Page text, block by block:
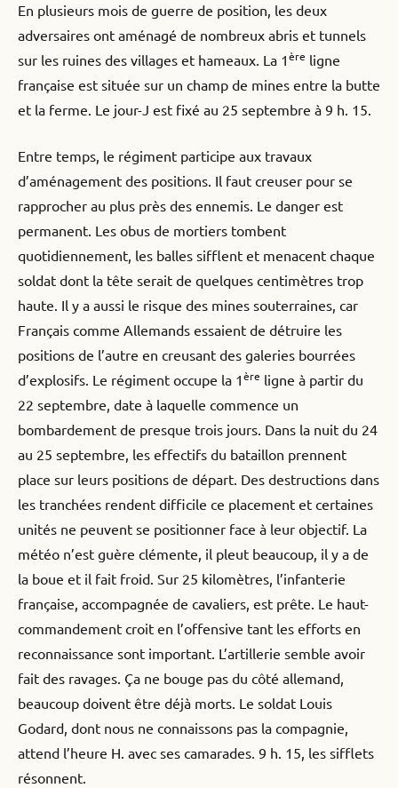
En plusieurs mois de guerre de position, les deux
adversaires ont aménagé de nombreux abris et tunnels
sur les ruines des villages et hameaux. La 1ère ligne
française est située sur un champ de mines entre la butte
et la ferme. Le jour-J est fixé au 25 septembre à 9 h. 15.
Entre temps, le régiment participe aux travaux
d’aménagement des positions. Il faut creuser pour se
rapprocher au plus près des ennemis. Le danger est
permanent. Les obus de mortiers tombent
quotidiennement, les balles sifflent et menacent chaque
soldat dont la tête serait de quelques centimètres trop
haute. Il y a aussi le risque des mines souterraines, car
Français comme Allemands essaient de détruire les
positions de l’autre en creusant des galeries bourrées
d’explosifs. Le régiment occupe la 1ère ligne à partir du
22 septembre, date à laquelle commence un
bombardement de presque trois jours. Dans la nuit du 24
au 25 septembre, les effectifs du bataillon prennent
place sur leurs positions de départ. Des destructions dans
les tranchées rendent difficile ce placement et certaines
unités ne peuvent se positionner face à leur objectif. La
météo n’est guère clémente, il pleut beaucoup, il y a de
la boue et il fait froid. Sur 25 kilomètres, l’infanterie
française, accompagnée de cavaliers, est prête. Le haut-
commandement croit en l’offensive tant les efforts en
reconnaissance sont important. L’artillerie semble avoir
fait des ravages. Ça ne bouge pas du côté allemand,
beaucoup doivent être déjà morts. Le soldat Louis
Godard, dont nous ne connaissons pas la compagnie,
attend l’heure H. avec ses camarades. 9 h. 15, les sifflets
résonnent.